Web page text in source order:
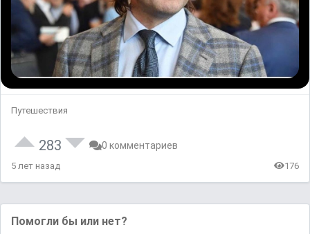
Путешествия
283 0 комментариев
5 лет назад 176
Помогли бы или нет?